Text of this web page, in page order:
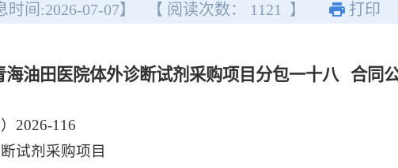
时间:2026-07-07】 【 阅读次数： 1121 】 打印
海油田医院体外诊断试剂采购项目分包一十八 合同
2026-116
试剂采购项目